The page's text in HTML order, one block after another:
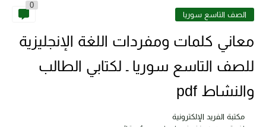
كتب الصف الثاني الثانوي علمي وأدبي ـ سوريا 2023 -... الصف التاسع سوريا
0
معاني كلمات ومفردات اللغة الإنجليزية
للصف التاسع سوريا ـ لكتابي الطالب
والنشاط pdf
مكتبة الفريد الإلكترونية